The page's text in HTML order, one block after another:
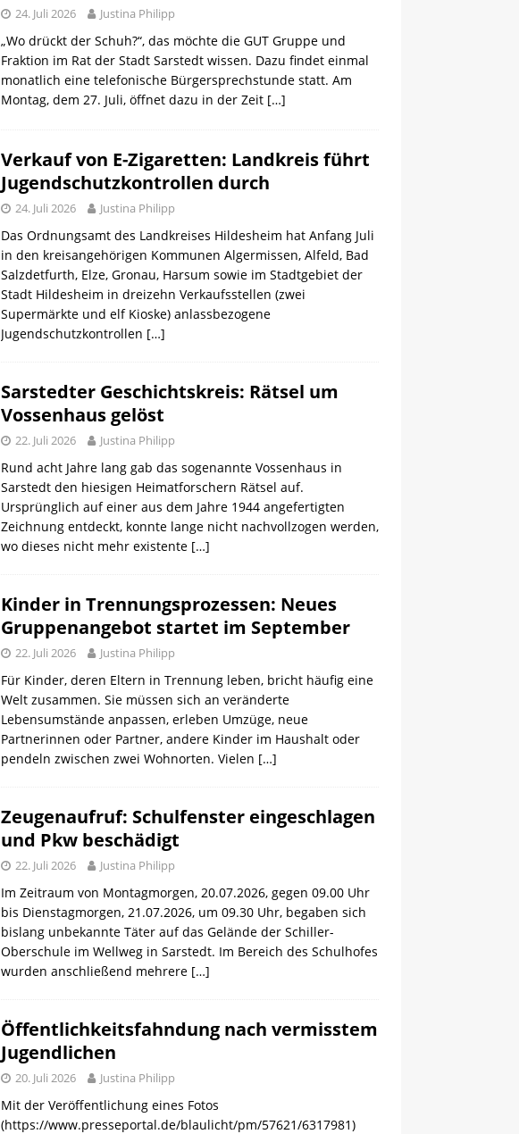
24. Juli 2026 Justina Philipp
„Wo drückt der Schuh?“, das möchte die GUT Gruppe und
Fraktion im Rat der Stadt Sarstedt wissen. Dazu findet einmal
monatlich eine telefonische Bürgersprechstunde statt. Am
Montag, dem 27. Juli, öffnet dazu in der Zeit […]
Verkauf von E-Zigaretten: Landkreis führt
Jugendschutzkontrollen durch
24. Juli 2026 Justina Philipp
Das Ordnungsamt des Landkreises Hildesheim hat Anfang Juli
in den kreisangehörigen Kommunen Algermissen, Alfeld, Bad
Salzdetfurth, Elze, Gronau, Harsum sowie im Stadtgebiet der
Stadt Hildesheim in dreizehn Verkaufsstellen (zwei
Supermärkte und elf Kioske) anlassbezogene
Jugendschutzkontrollen […]
Sarstedter Geschichtskreis: Rätsel um
Vossenhaus gelöst
22. Juli 2026 Justina Philipp
Rund acht Jahre lang gab das sogenannte Vossenhaus in
Sarstedt den hiesigen Heimatforschern Rätsel auf.
Ursprünglich auf einer aus dem Jahre 1944 angefertigten
Zeichnung entdeckt, konnte lange nicht nachvollzogen werden,
wo dieses nicht mehr existente […]
Kinder in Trennungsprozessen: Neues
Gruppenangebot startet im September
22. Juli 2026 Justina Philipp
Für Kinder, deren Eltern in Trennung leben, bricht häufig eine
Welt zusammen. Sie müssen sich an veränderte
Lebensumstände anpassen, erleben Umzüge, neue
Partnerinnen oder Partner, andere Kinder im Haushalt oder
pendeln zwischen zwei Wohnorten. Vielen […]
Zeugenaufruf: Schulfenster eingeschlagen
und Pkw beschädigt
22. Juli 2026 Justina Philipp
Im Zeitraum von Montagmorgen, 20.07.2026, gegen 09.00 Uhr
bis Dienstagmorgen, 21.07.2026, um 09.30 Uhr, begaben sich
bislang unbekannte Täter auf das Gelände der Schiller-
Oberschule im Wellweg in Sarstedt. Im Bereich des Schulhofes
wurden anschließend mehrere […]
Öffentlichkeitsfahndung nach vermisstem
Jugendlichen
20. Juli 2026 Justina Philipp
Mit der Veröffentlichung eines Fotos
(https://www.presseportal.de/blaulicht/pm/57621/6317981)